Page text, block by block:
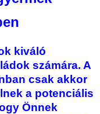
kiváló
számára. A
csak akkor
a potenciális
Önnek